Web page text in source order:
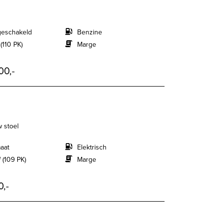
PK)
Benzine
Marge
stoel
PK)
Elektrisch
Marge